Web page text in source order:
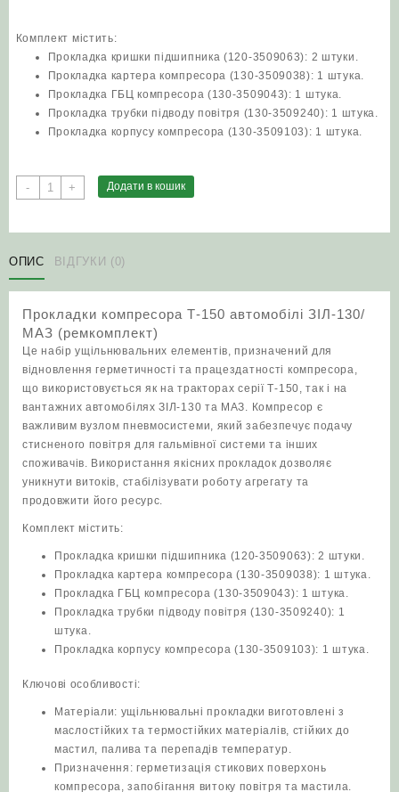
Комплект містить:
Прокладка кришки підшипника (120-3509063): 2 штуки.
Прокладка картера компресора (130-3509038): 1 штука.
Прокладка ГБЦ компресора (130-3509043): 1 штука.
Прокладка трубки підводу повітря (130-3509240): 1 штука.
Прокладка корпусу компресора (130-3509103): 1 штука.
-
Прокладки
компресора
ЗІЛ‑130/
МАЗ
кількість
+ Додати в кошик
ОПИС ВІДГУКИ (0)
Прокладки компресора Т-150 автомобілі ЗІЛ‑130/
МАЗ (ремкомплект)
Це набір ущільнювальних елементів, призначений для
відновлення герметичності та працездатності компресора,
що використовується як на тракторах серії Т‑150, так і на
вантажних автомобілях ЗІЛ‑130 та МАЗ. Компресор є
важливим вузлом пневмосистеми, який забезпечує подачу
стисненого повітря для гальмівної системи та інших
споживачів. Використання якісних прокладок дозволяє
уникнути витоків, стабілізувати роботу агрегату та
продовжити його ресурс.
Комплект містить:
Прокладка кришки підшипника (120-3509063): 2 штуки.
Прокладка картера компресора (130-3509038): 1 штука.
Прокладка ГБЦ компресора (130-3509043): 1 штука.
Прокладка трубки підводу повітря (130-3509240): 1
штука.
Прокладка корпусу компресора (130-3509103): 1 штука.
Ключові особливості:
Матеріали: ущільнювальні прокладки виготовлені з
маслостійких та термостійких матеріалів, стійких до
мастил, палива та перепадів температур.
Призначення: герметизація стикових поверхонь
компресора, запобігання витоку повітря та мастила.